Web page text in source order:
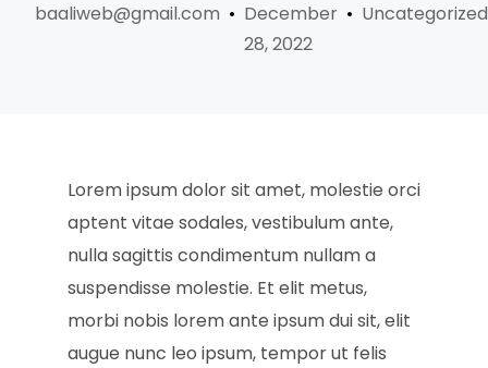
baaliweb@gmail.com
December
28, 2022
Uncategorized
Lorem ipsum dolor sit amet, molestie orci
aptent vitae sodales, vestibulum ante,
nulla sagittis condimentum nullam a
suspendisse molestie. Et elit metus,
morbi nobis lorem ante ipsum dui sit, elit
augue nunc leo ipsum, tempor ut felis